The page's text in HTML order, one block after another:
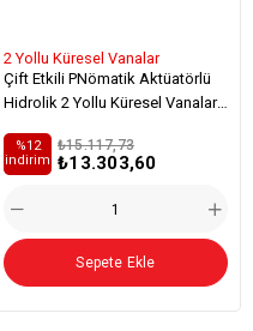
2 Yollu Küresel Vanalar
Çift Etkili PNömatik Aktüatörlü
Hidrolik 2 Yollu Küresel Vanalar
₺13.303,60
₺15.117,73
%12
i̇ndirim
Sepete Ekle